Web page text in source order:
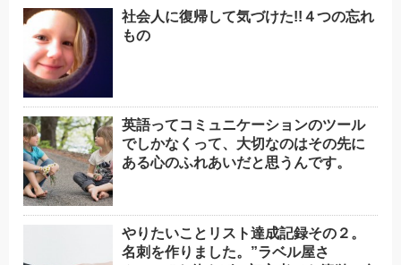
社会人に復帰して気づけた!!４つの忘れ
もの
英語ってコミュニケーションのツール
でしかなくって、大切なのはその先に
ある心のふれあいだと思うんです。
やりたいことリスト達成記録その２。
名刺を作りました。”ラベル屋さ